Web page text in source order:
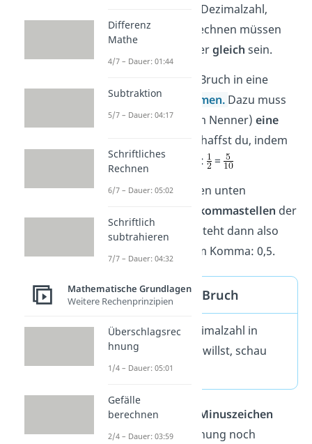
nämlich Bruch und Dezimalzahl,
gegeben. Beim Berechnen müssen
abergleich sein.
Du musst also den Bruch in eine
Dezimalzahl
umformen. Dazu muss
derBruch unten (im Nenner) eine
haben. Das schaffst du, indem
du mit 5erweiterst : =
Die Anzahl der Nullen unten
Nachkommastellen der
Dezimalzahl. Die 5 steht dann also
eine Stelle nach dem Komma: 0,5.
Dezimalzahl in Bruch
Wenn du von Dezimalzahl in
Bruch umformen willst, schau
hiervorbei!
Wegen der beiden Minuszeichen
kannst du die Rechnung noch
Differenz
Mathe
4/7 – Dauer: 01:44
Subtraktion
5/7 – Dauer: 04:17
Schriftliches
Rechnen
6/7 – Dauer: 05:02
Schriftlich
subtrahieren
7/7 – Dauer: 04:32
Mathematische Grundlagen
Weitere Rechenprinzipien
Überschlagsrec
hnung
1/4 – Dauer: 05:01
Gefälle
berechnen
2/4 – Dauer: 03:59